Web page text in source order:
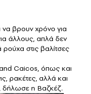
να βρουν χρόνο για
άλλους, απλά δεν
στις βαλίτσες
Caicos, όπως και
ρακέτες, αλλά και
δήλωσε η Βαζκέζ.